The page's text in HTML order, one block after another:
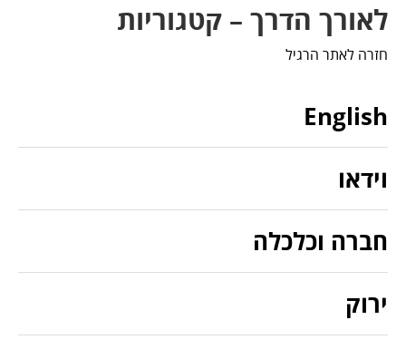
לאורך הדרך – קטגוריות
חזרה לאתר הרגיל
English
וידאו
חברה וכלכלה
ירוק